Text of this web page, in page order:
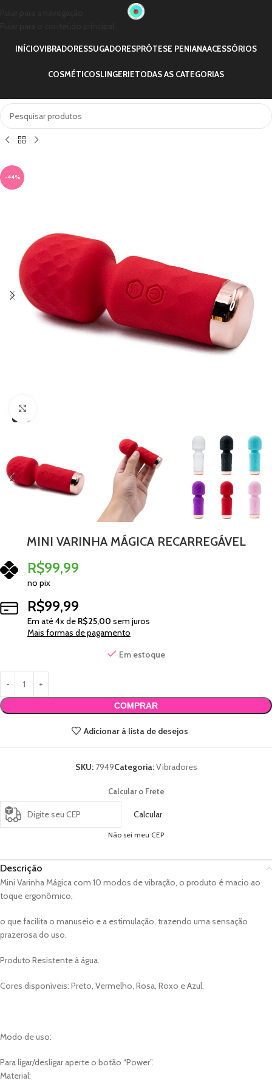
INÍCIOVIBRADORESSUGADORESPRÓTESE PENIANAACESSÓRIOS
COSMÉTICOSLINGERIETODAS AS CATEGORIAS
-44%
MINI VARINHA MÁGICA RECARREGÁVEL
R$99,99
no pix
R$99,99
Em até4x de R$25,00 sem juros
Mais formas de pagamento
Em estoque
COMPRAR
Adicionar à lista de desejos
SKU: 7949Categoria:Vibradores
Calcular o Frete
Calcular
Não sei meu CEP
Descrição
Mini Varinha Mágica com 10 modos de vibração, o produto é macio ao
toque ergonômico,
o que facilita o manuseio e a estimulação, trazendo uma sensação
prazerosa do uso.
Produto Resistente à água.
Cores disponíveis: Preto, Vermelho, Rosa, Roxo e Azul.
Modo de uso:
Para ligar/desligar aperte o botão “Power”.
Material: